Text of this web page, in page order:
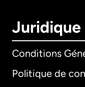
Juridique
Conditions
Politique de